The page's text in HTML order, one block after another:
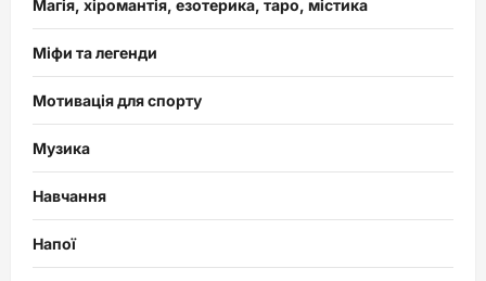
Магія, хіромантія, езотерика, таро, містика
Міфи та легенди
Мотивація для спорту
Музика
Навчання
Напої